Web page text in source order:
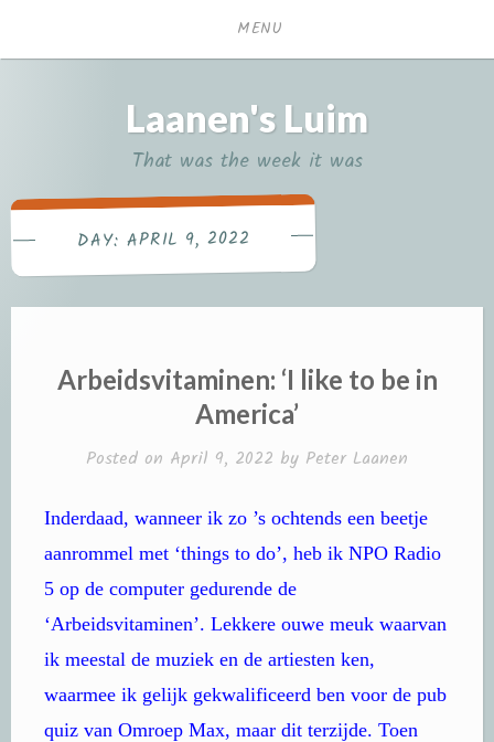
MENU
Laanen's Luim
That was the week it was
DAY:APRIL 9, 2022
Arbeidsvitaminen: ‘I like to be in
America’
Posted on April 9, 2022 by Peter Laanen
Inderdaad, wanneer ik zo ’s ochtends een beetje
aanrommel met ‘things to do’, heb ik NPO Radio
5 op de computer gedurende de
‘Arbeidsvitaminen’. Lekkere ouwe meuk waarvan
ik meestal de muziek en de artiesten ken,
waarmee ik gelijk gekwalificeerd ben voor de pub
quiz van Omroep Max, maar dit terzijde. Toen